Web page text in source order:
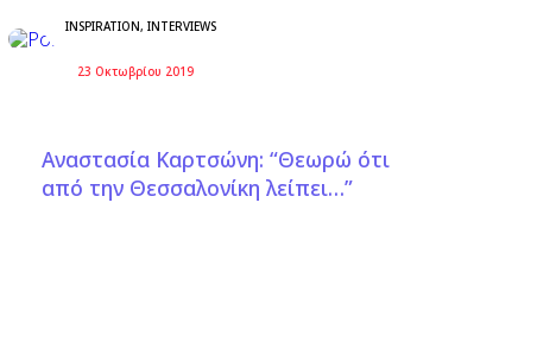
INSPIRATION,INTERVIEWS
23 Οκτωβρίου 2019
Αναστασία Καρτσώνη: “Θεωρώ ότι
από την Θεσσαλονίκη λείπει…”